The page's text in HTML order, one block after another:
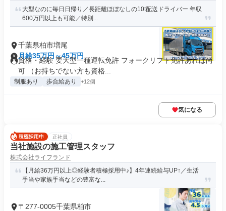
大型なのに毎日日帰り／長距離ほぼなしの10t配送ドライバー 年収
600万円以上も可能／特別...
千葉県柏市増尾
月給35万円～45万円
資格・経験 要大型一種運転免許 フォークリフト免許あれば尚
可 （お持ちでない方も資格...
制服あり 歩合給あり +12個
気になる
正社員
当社施設の施工管理スタッフ
株式会社ライフランド
【月給36万円以上◎経験者積極採用中♪】4年連続給与UP↑／生活
手当や家族手当などの豊富な...
〒277-0005千葉県柏市